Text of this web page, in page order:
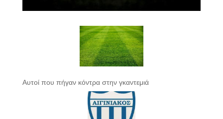
Αυτοί που πήγαν κόντρα στην γκαντεμιά